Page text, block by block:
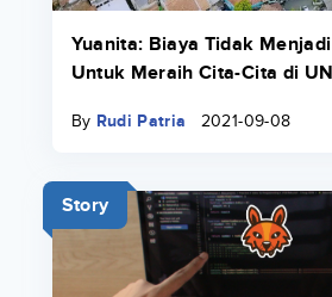
Yuanita: Biaya Tidak
Untuk Meraih Cita-Cita di
By Rudi Patria 2021-09-08
Story